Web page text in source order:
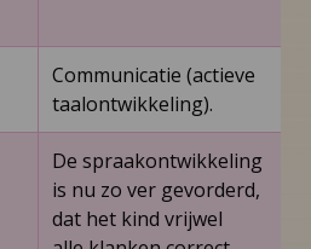
Communicatie (actieve
taalontwikkeling).
De spraakontwikkeling
is nu zo ver gevorderd,
dat het kind vrijwel